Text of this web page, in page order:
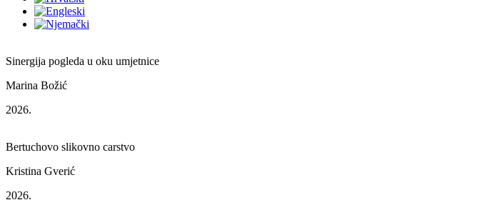
Sinergija pogleda u oku umjetnice
Marina Božić
2026.
Bertuchovo slikovno carstvo
Kristina Gverić
2026.